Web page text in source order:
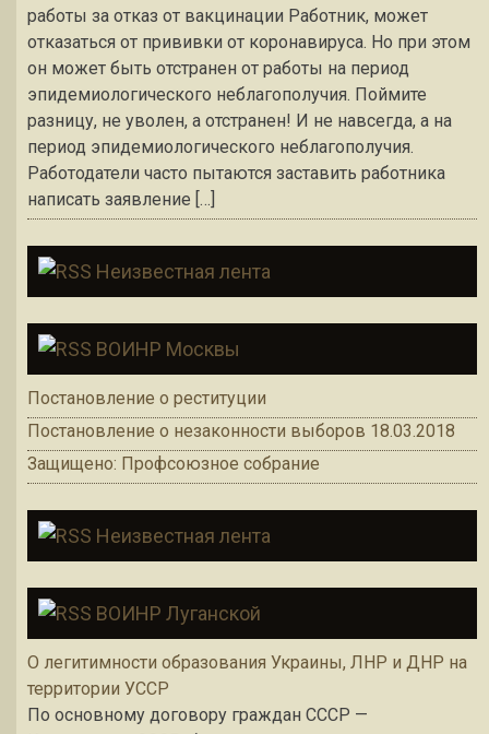
работы за отказ от вакцинации Работник, может
отказаться от прививки от коронавируса. Но при этом
он может быть отстранен от работы на период
эпидемиологического неблагополучия. Поймите
разницу, не уволен, а отстранен! И не навсегда, а на
период эпидемиологического неблагополучия.
Работодатели часто пытаются заставить работника
написать заявление […]
Неизвестная лента
ВОИНР Москвы
Постановление о реституции
Постановление о незаконности выборов 18.03.2018
Защищено: Профсоюзное собрание
Неизвестная лента
ВОИНР Луганской
О легитимности образования Украины, ЛНР и ДНР на
территории УССР
По основному договору граждан СССР —